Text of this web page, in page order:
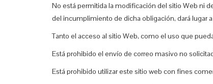
No está permitida la modificación del sitio Web ni
del incumplimiento de dicha obligación, dará lugar
Tanto el acceso al sitio Web, como el uso que
Está prohibido el envío de correo masivo no
Está prohibido utilizar este sitio web con fines